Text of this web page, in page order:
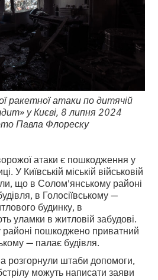
ракетної атаки по дитячій
у Києві, 8 липня 2024
Павла Флореску
атаки є пошкодження у
У Київській міській військовій
що в Солом'янському районі
в Голосіївському —
будинку, в
уламки в житловій забудові.
пошкоджено приватний
— палає будівля.
розгорнули штаби допомоги,
можуть написати заяви